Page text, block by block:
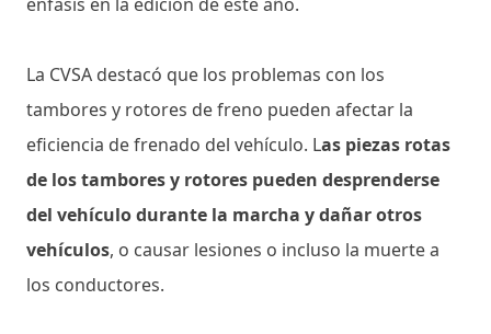
La CVSA destacó que los problemas con los
tambores y rotores de freno pueden afectar la
eficiencia de frenado del vehículo. Las piezas rotas
de los tambores y rotores pueden desprenderse
del vehículo durante la marcha y dañar otros
vehículos, o causar lesiones o incluso la muerte a
los conductores.